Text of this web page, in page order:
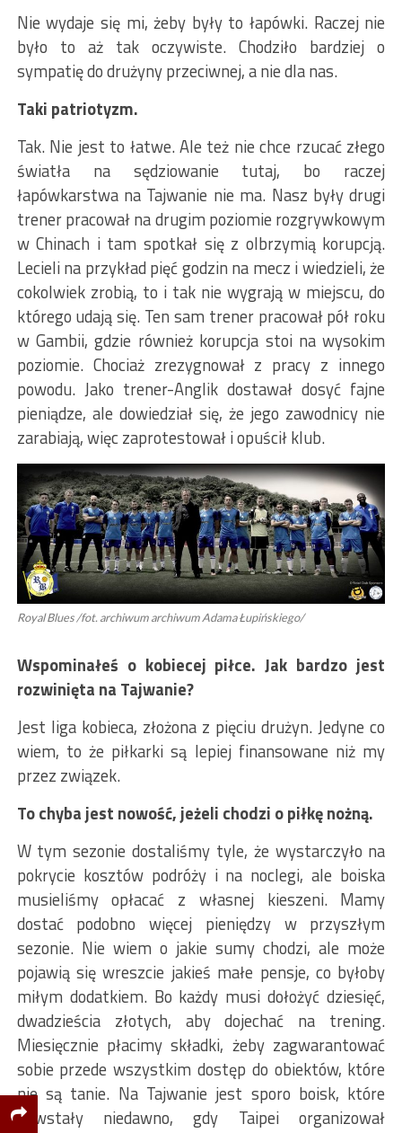
Nie wydaje się mi, żeby były to łapówki. Raczej nie
było to aż tak oczywiste. Chodziło bardziej o
sympatię do drużyny przeciwnej, a nie dla nas.
Taki patriotyzm.
Tak. Nie jest to łatwe. Ale też nie chce rzucać złego
światła na sędziowanie tutaj, bo raczej
łapówkarstwa na Tajwanie nie ma. Nasz były drugi
trener pracował na drugim poziomie rozgrywkowym
w Chinach i tam spotkał się z olbrzymią korupcją.
Lecieli na przykład pięć godzin na mecz i wiedzieli, że
cokolwiek zrobią, to i tak nie wygrają w miejscu, do
którego udają się. Ten sam trener pracował pół roku
w Gambii, gdzie również korupcja stoi na wysokim
poziomie. Chociaż zrezygnował z pracy z innego
powodu. Jako trener-Anglik dostawał dosyć fajne
pieniądze, ale dowiedział się, że jego zawodnicy nie
zarabiają, więc zaprotestował i opuścił klub.
Royal Blues /fot. archiwum archiwum Adama Łupińskiego/
Wspominałeś o kobiecej piłce. Jak bardzo jest
rozwinięta na Tajwanie?
Jest liga kobieca, złożona z pięciu drużyn. Jedyne co
wiem, to że piłkarki są lepiej finansowane niż my
przez związek.
To chyba jest nowość, jeżeli chodzi o piłkę nożną.
W tym sezonie dostaliśmy tyle, że wystarczyło na
pokrycie kosztów podróży i na noclegi, ale boiska
musieliśmy opłacać z własnej kieszeni. Mamy
dostać podobno więcej pieniędzy w przyszłym
sezonie. Nie wiem o jakie sumy chodzi, ale może
pojawią się wreszcie jakieś małe pensje, co byłoby
miłym dodatkiem. Bo każdy musi dołożyć dziesięć,
dwadzieścia złotych, aby dojechać na trening.
Miesięcznie płacimy składki, żeby zagwarantować
sobie przede wszystkim dostęp do obiektów, które
nie są tanie. Na Tajwanie jest sporo boisk, które
powstały niedawno, gdy Taipei organizował